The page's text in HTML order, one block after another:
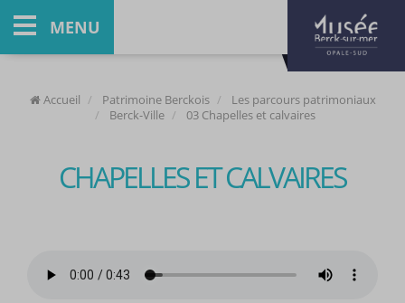
MENU
Accueil Patrimoine Berckois
Les parcours patrimoniaux
Berck-Ville
03 Chapelles et calvaires
CHAPELLES ET CALVAIRES